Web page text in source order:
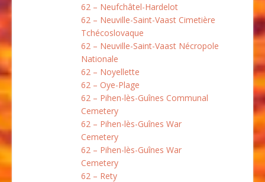
62 – Neufchâtel-Hardelot
62 – Neuville-Saint-Vaast Cimetière
Tchécoslovaque
62 – Neuville-Saint-Vaast Nécropole
Nationale
62 – Noyellette
62 – Oye-Plage
62 – Pihen-lès-Guînes Communal
Cemetery
62 – Pihen-lès-Guînes War
Cemetery
62 – Pihen-lès-Guînes War
Cemetery
62 – Rety